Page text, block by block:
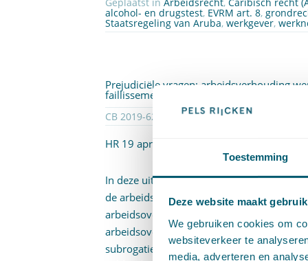
Toestemming
Deze website maakt
We gebruiken cookies om
websiteverkeer te
media, adverteren en
alcohol- en drugstest, EVRM art. 8,
Staatsregeling van Aruba,werkgever,
Prejudiciële vragen: arbeidsverhouding
faillissement
CB 2019-62 | Geplaatst op25-04-2019
HR 19 april 2019,
In deze uitspraak beantwoordt de Hoge
de arbeidsverhouding van een werknemer
arbeidsovereenkomst met een werknemer
arbeidsovereenkomst met de
subrogatie: het UWV) kan de uit de